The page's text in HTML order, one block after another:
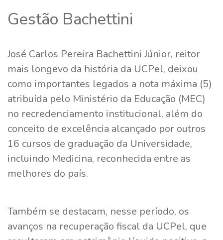
Gestão Bachettini
José Carlos Pereira Bachettini Júnior, reitor
mais longevo da história da UCPel, deixou
como importantes legados a nota máxima (5)
atribuída pelo Ministério da Educação (MEC)
no recredenciamento institucional, além do
conceito de excelência alcançado por outros
16 cursos de graduação da Universidade,
incluindo Medicina, reconhecida entre as
melhores do país.
Também se destacam, nesse período, os
avanços na recuperação fiscal da UCPel, que